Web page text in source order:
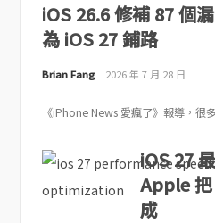
iOS 26.6 修補 87 個
為 iOS 27 鋪路
Brian Fang 2026 年 7 月 28 日
《iPhone News 愛瘋了》報導，很
iOS 27
Apple
成